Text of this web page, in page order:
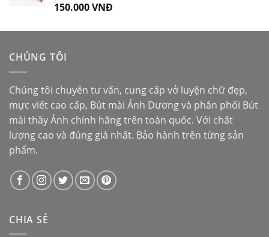
Được xếp
150.000VNĐ
CHÚNG TÔI
Chúng tôi chuyên tư vấn, cung cấp vở luyện chữ đẹp,
mực viết cao cấp, Bút mài Ánh Dươngvà phân phối Bút
mài thầy Ánh chính hãng trên toàn quốc. Với chất
lượng cao và đúng giá nhất. Bảo hành trên từng sản
phẩm.
CHIA SẺ